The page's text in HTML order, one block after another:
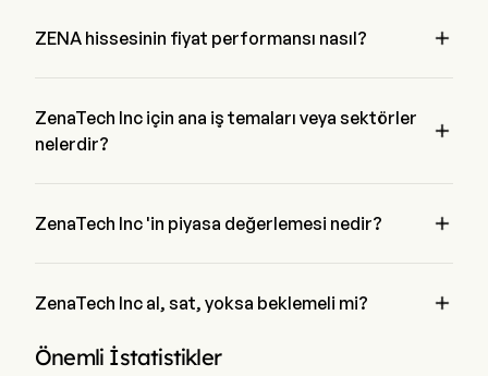
ZENA hissesinin fiyat performansı nasıl? 
ZenaTech Inc için ana iş temaları veya sektörler
nelerdir?

ZenaTech Inc 'in piyasa değerlemesi nedir? 
ZenaTech Inc al, sat, yoksa beklemeli mi? 
analist derecelendirmeleri gerçekleştirdi, bunlar 2 güçlü al, 4
Önemli İstatistikler